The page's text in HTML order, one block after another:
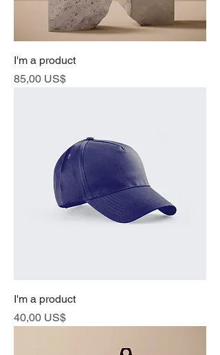
I'm a product
Cena
85,00 US$
I'm a product
Cena
40,00 US$